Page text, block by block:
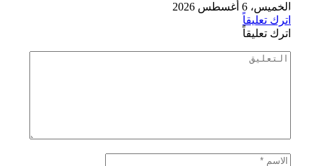
الخميس، 6 أغسطس 2026
اترك تعليقاً
اترك تعليقاً